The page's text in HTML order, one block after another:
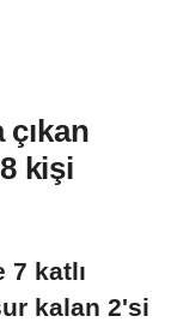
kişi
katlı
kalan 2'si